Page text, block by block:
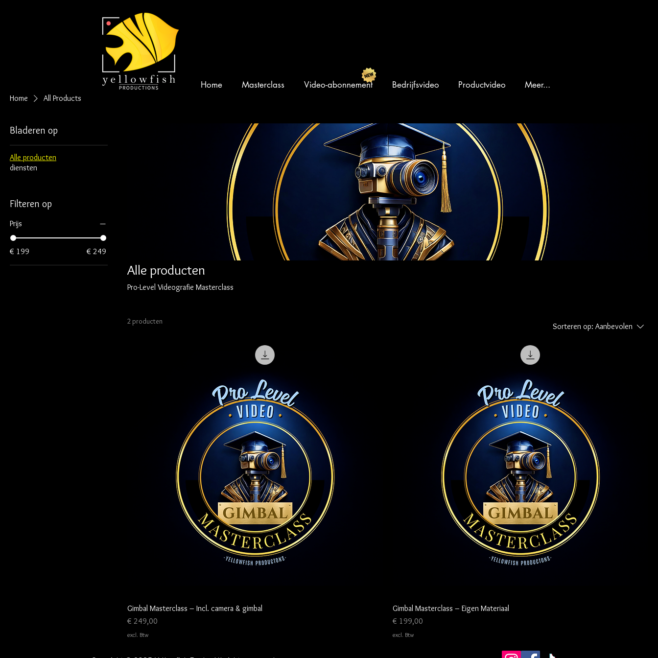
Home Masterclass Video-abonnement Bedrijfsvideo Productvideo Meer...
Home All Products
Bladeren op
Alle producten
diensten
Filteren op
Prijs
€ 199 € 249
Alle producten
Pro-Level Videografie Masterclass
2 producten
Sorteren op: Aanbevolen
Gimbal Masterclass – Incl. camera & gimbal
Prijs
€ 249,00
excl. Btw
Gimbal Masterclass – Eigen Materiaal
Prijs
€ 199,00
excl. Btw